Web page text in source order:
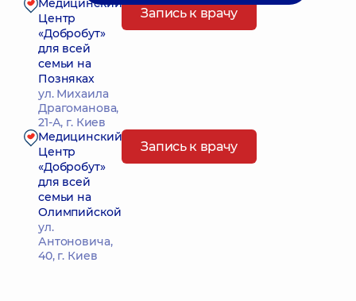
Медицинский
Центр
«Добробут»
для всей
семьи на
Позняках
ул. Михаила
Драгоманова,
21-А, г. Киев
Запись к врачу
Медицинский
Центр
«Добробут»
для всей
семьи на
Олимпийской
ул.
Антоновича,
40, г. Киев
Запись к врачу